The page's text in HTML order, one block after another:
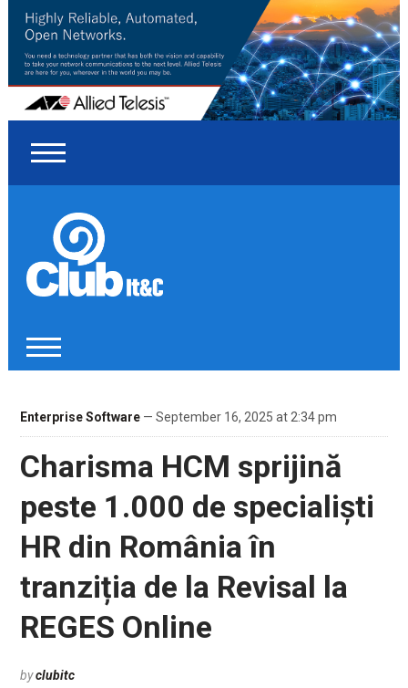
Enterprise Software— September 16, 2025 at 2:34 pm
Charisma HCM sprijină
peste 1.000 de specialiști
HR din România în
tranziția de la Revisal la
REGES Online
byclubitc